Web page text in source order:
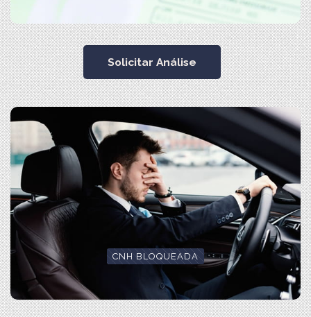
Solicitar Análise
CNH BLOQUEADA